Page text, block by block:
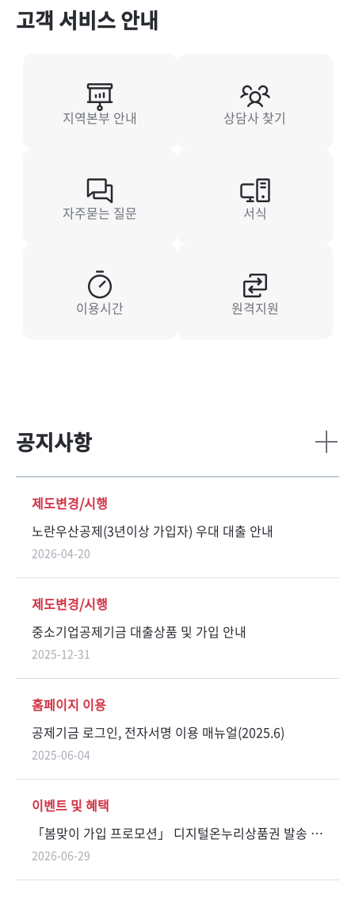
고객 서비스 안내
지역본부 안내 상담사 찾기
자주묻는 질문 서식
이용시간 원격지원
공지사항
더
기
제도변경/시행
노란우산공제(3년이상 가입자) 우대 대출 안내
2026-04-20
제도변경/시행
중소기업공제기금 대출상품 및 가입 안내
2025-12-31
홈페이지 이용
공제기금 로그인, 전자서명 이용 매뉴얼(2025.6)
2025-06-04
이벤트 및 혜택
「봄맞이 가입 프로모션」 디지털온누리상품권 발송 안내(3.3 ~ 5.29 가입자)
2026-06-29